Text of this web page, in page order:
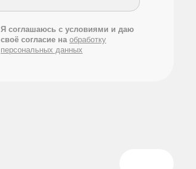
Я соглашаюсь с условиями и даю
своё согласие наобработку
персональных данных